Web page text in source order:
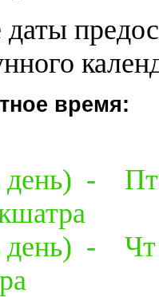
время:
день)
день) -